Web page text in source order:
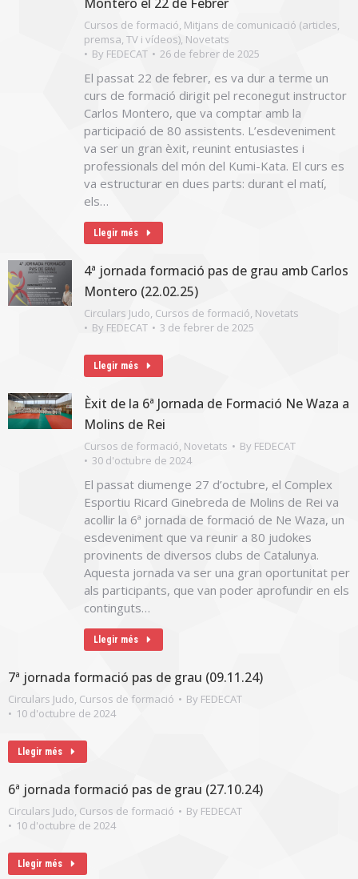
Montero el 22 de Febrer
Cursos de formació, Mitjans de comunicació (articles,
premsa, TV i vídeos), Novetats
By FEDECAT 26 de febrer de 2025
El passat 22 de febrer, es va dur a terme un
curs de formació dirigit pel reconegut instructor
Carlos Montero, que va comptar amb la
participació de 80 assistents. L’esdeveniment
va ser un gran èxit, reunint entusiastes i
professionals del món del Kumi-Kata. El curs es
va estructurar en dues parts: durant el matí,
els…
Llegir més
4ª jornada formació pas de grau amb Carlos
Montero (22.02.25)
Circulars Judo, Cursos de formació, Novetats
By FEDECAT 3 de febrer de 2025
Llegir més
Èxit de la 6ª Jornada de Formació Ne Waza a
Molins de Rei
Cursos de formació, Novetats By FEDECAT
30 d'octubre de 2024
El passat diumenge 27 d’octubre, el Complex
Esportiu Ricard Ginebreda de Molins de Rei va
acollir la 6ª jornada de formació de Ne Waza, un
esdeveniment que va reunir a 80 judokes
provinents de diversos clubs de Catalunya.
Aquesta jornada va ser una gran oportunitat per
als participants, que van poder aprofundir en els
continguts…
Llegir més
7ª jornada formació pas de grau (09.11.24)
Circulars Judo, Cursos de formació By FEDECAT
10 d'octubre de 2024
Llegir més
6ª jornada formació pas de grau (27.10.24)
Circulars Judo, Cursos de formació By FEDECAT
10 d'octubre de 2024
Llegir més